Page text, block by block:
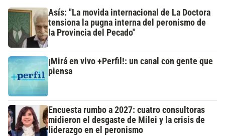
Asís: "La movida internacional de La Doctora
tensiona la pugna interna del peronismo de
la Provincia del Pecado"
¡Mirá en vivo +Perfil!: un canal con gente que
piensa
Encuesta rumbo a 2027: cuatro consultoras
midieron el desgaste de Milei y la crisis de
liderazgo en el peronismo